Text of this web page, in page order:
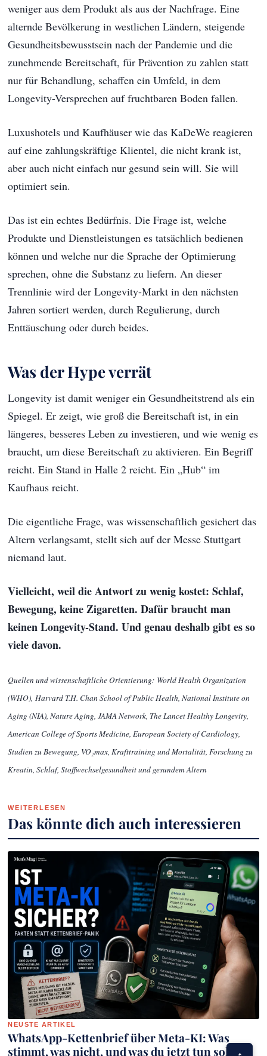
weniger aus dem Produkt als aus der Nachfrage. Eine
alternde Bevölkerung in westlichen Ländern, steigende
Gesundheitsbewusstsein nach der Pandemie und die
zunehmende Bereitschaft, für Prävention zu zahlen statt
nur für Behandlung, schaffen ein Umfeld, in dem
Longevity-Versprechen auf fruchtbaren Boden fallen.
Luxushotels und Kaufhäuser wie das KaDeWe reagieren
auf eine zahlungskräftige Klientel, die nicht krank ist,
aber auch nicht einfach nur gesund sein will. Sie will
optimiert sein.
Das ist ein echtes Bedürfnis. Die Frage ist, welche
Produkte und Dienstleistungen es tatsächlich bedienen
können und welche nur die Sprache der Optimierung
sprechen, ohne die Substanz zu liefern. An dieser
Trennlinie wird der Longevity-Markt in den nächsten
Jahren sortiert werden, durch Regulierung, durch
Enttäuschung oder durch beides.
Was der Hype verrät
Longevity ist damit weniger ein Gesundheitstrend als ein
Spiegel. Er zeigt, wie groß die Bereitschaft ist, in ein
längeres, besseres Leben zu investieren, und wie wenig es
braucht, um diese Bereitschaft zu aktivieren. Ein Begriff
reicht. Ein Stand in Halle 2 reicht. Ein „Hub“ im
Kaufhaus reicht.
Die eigentliche Frage, was wissenschaftlich gesichert das
Altern verlangsamt, stellt sich auf der Messe Stuttgart
niemand laut.
Vielleicht, weil die Antwort zu wenig kostet: Schlaf,
Bewegung, keine Zigaretten. Dafür braucht man
keinen Longevity-Stand. Und genau deshalb gibt es so
viele davon.
Quellen und wissenschaftliche Orientierung: World Health Organization
(WHO), Harvard T.H. Chan School of Public Health, National Institute on
Aging (NIA), Nature Aging, JAMA Network, The Lancet Healthy Longevity,
American College of Sports Medicine, European Society of Cardiology,
Studien zu Bewegung, VO₂max, Krafttraining und Mortalität, Forschung zu
Kreatin, Schlaf, Stoffwechselgesundheit und gesundem Altern
WEITERLESEN
Das könnte dich auch interessieren
NEUSTE ARTIKEL
WhatsApp-Kettenbrief über Meta-KI: Was
stimmt, was nicht, und was du jetzt tun solltest